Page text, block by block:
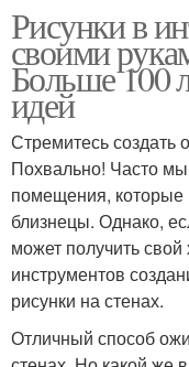
Рисунки в
своими
Больше 100
идей
Стремитесь создать
Похвально! Часто
помещения,
близнецы. Однако,
может получить
инструментов
рисунки на стенах.
Отличный способ